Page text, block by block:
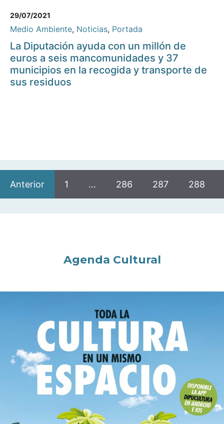
29/07/2021
Medio Ambiente, Noticias, Portada
La Diputación ayuda con un millón de
euros a seis mancomunidades y 37
municipios en la recogida y transporte de
sus residuos
Anterior 1 … 286 287 288
Agenda Cultural